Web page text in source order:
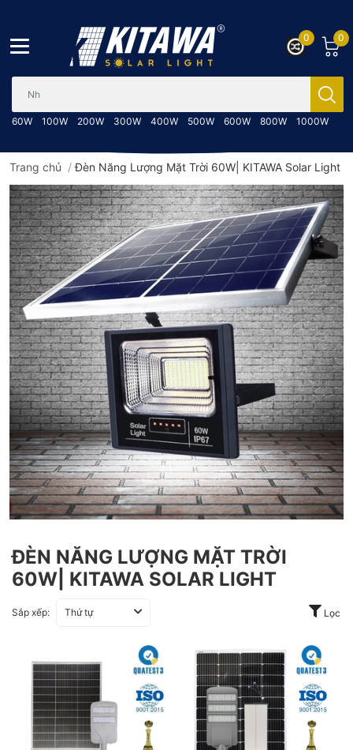
60W 100W 200W 300W 400W 500W 600W 800W 1000W
0
0
Trang chủ /Đèn Năng Lượng Mặt Trời 60W| KITAWA Solar Light
ĐÈN NĂNG LƯỢNG MẶT TRỜI
60W| KITAWA SOLAR LIGHT
Sắp xếp: Thứ tự Lọc